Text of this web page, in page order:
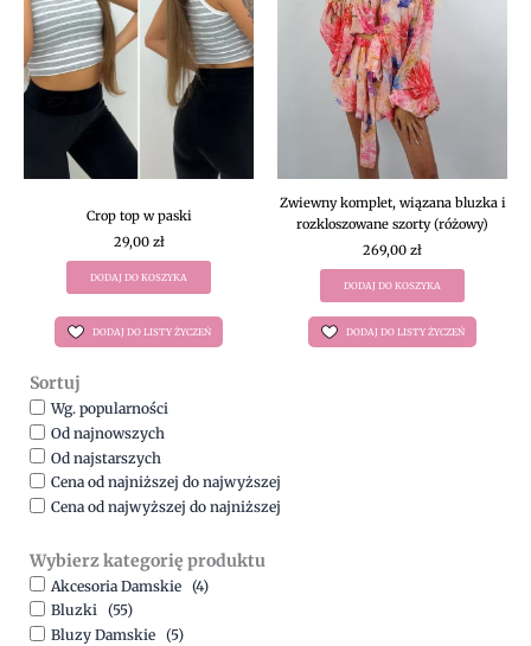
Crop top w paski
29,00 zł
DODAJ DO KOSZYKA
DODAJ DO LISTY ŻYCZEŃ
Zwiewny komplet, wiązana bluzka i
rozkloszowane szorty (różowy)
269,00 zł
DODAJ DO KOSZYKA
DODAJ DO LISTY ŻYCZEŃ
Sortuj
Wg. popularności
Od najnowszych
Od najstarszych
Cena od najniższej do najwyższej
Cena od najwyższej do najniższej
Wybierz kategorię produktu
Akcesoria Damskie (4)
Bluzki (55)
Bluzy Damskie (5)